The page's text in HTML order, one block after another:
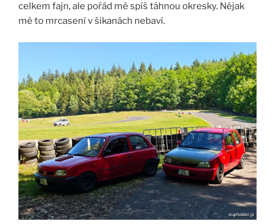
celkem fajn, ale pořád mě spíš táhnou okresky. Nějak
mě to mrcasení v šikanách nebaví.